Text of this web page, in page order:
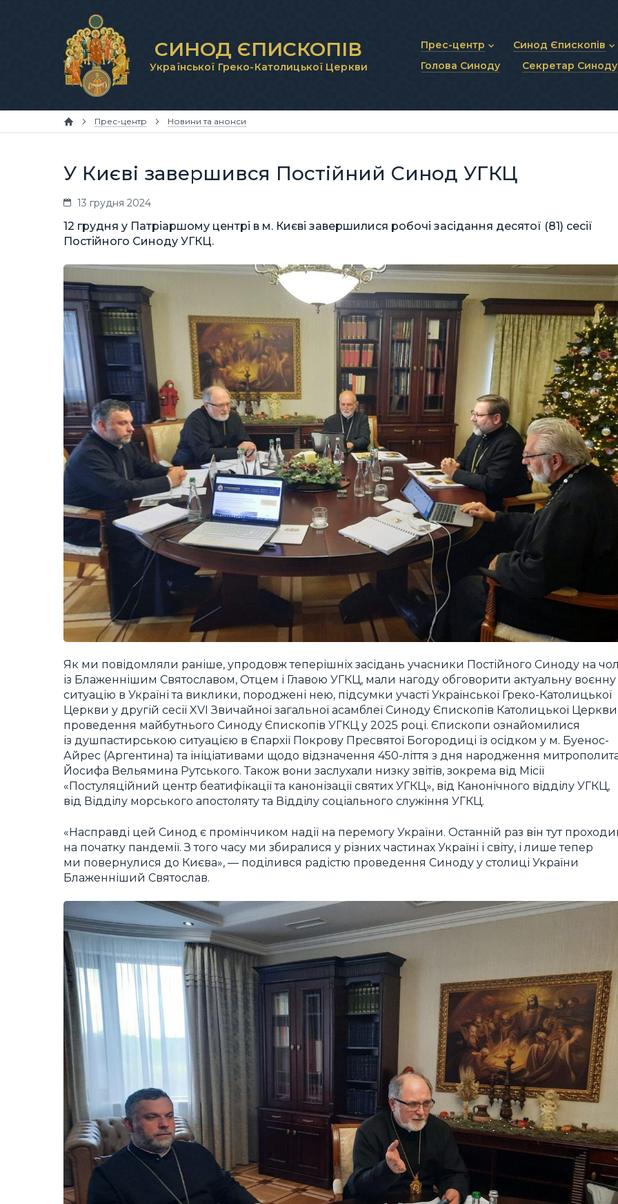
СИНОД ЄПИСКОПІВ
Української Греко-Католицької Церкви
Прес-центр
Новини та анонси
Синод Єпископів
Статут Синоду
Синодальні органи
Голова Синоду Секретар Синоду
Прес-центр Новини та анонси
У Києві завершився Постійний Синод УГКЦ
13 грудня 2024
12 грудня у Патріаршому центрі в м. Києві завершилися робочі засідання десятої (81) сесії
Постійного Синоду УГКЦ.
Як ми повідомляли раніше, упродовж теперішніх засідань учасники Постійного Синоду на
із Блаженнішим Святославом, Отцем і Главою УГКЦ, мали нагоду обговорити актуальну воєнну
ситуацію в Україні та виклики, породжені нею, підсумки участі Української Греко-Католицької
Церкви у другій сесії XVI Звичайної загальної асамблеї Синоду Єпископів Католицької
проведення майбутнього Синоду Єпископів УГКЦ у 2025 році. Єпископи ознайомилися
із душпастирською ситуацією в Єпархії Покрову Пресвятої Богородиці із осідком у м. Буенос-
Айрес (Аргентина) та ініціативами щодо відзначення 450-ліття з дня народження
Йосифа Вельямина Рутського. Також вони заслухали низку звітів, зокрема від Місії
«Постуляційний центр беатифікації та канонізації святих УГКЦ», від Канонічного відділу УГКЦ,
від Відділу морського апостоляту та Відділу соціального служіння УГКЦ.
«Насправді цей Синод є промінчиком надії на перемогу України. Останній раз він тут
на початку пандемії. З того часу ми збиралися у різних частинах Україні і світу, і лише тепер
ми повернулися до Києва», — поділився радістю проведення Синоду у столиці України
Блаженніший Святослав.